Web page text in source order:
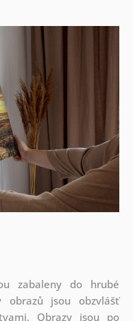
zabaleny do hrubé
obrazů jsou obzvlášť
Obrazy jsou po